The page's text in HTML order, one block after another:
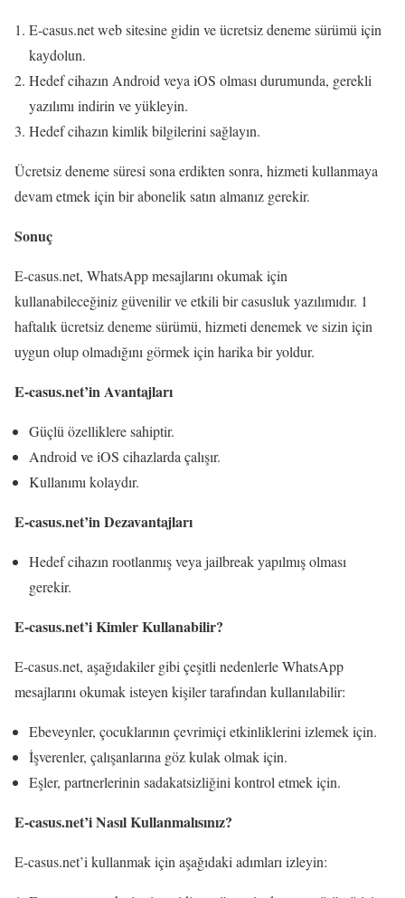
E-casus.net web sitesine gidin ve ücretsiz deneme sürümü için
kaydolun.
Hedef cihazın Android veya iOS olması durumunda, gerekli
yazılımı indirin ve yükleyin.
Hedef cihazın kimlik bilgilerini sağlayın.
Ücretsiz deneme süresi sona erdikten sonra, hizmeti kullanmaya
devam etmek için bir abonelik satın almanız gerekir.
Sonuç
E-casus.net, WhatsApp mesajlarını okumak için
kullanabileceğiniz güvenilir ve etkili bir casusluk yazılımıdır. 1
haftalık ücretsiz deneme sürümü, hizmeti denemek ve sizin için
uygun olup olmadığını görmek için harika bir yoldur.
E-casus.net’in Avantajları
Güçlü özelliklere sahiptir.
Android ve iOS cihazlarda çalışır.
Kullanımı kolaydır.
E-casus.net’in Dezavantajları
Hedef cihazın rootlanmış veya jailbreak yapılmış olması
gerekir.
E-casus.net’i Kimler Kullanabilir?
E-casus.net, aşağıdakiler gibi çeşitli nedenlerle WhatsApp
mesajlarını okumak isteyen kişiler tarafından kullanılabilir:
Ebeveynler, çocuklarının çevrimiçi etkinliklerini izlemek için.
İşverenler, çalışanlarına göz kulak olmak için.
Eşler, partnerlerinin sadakatsizliğini kontrol etmek için.
E-casus.net’i Nasıl Kullanmalısınız?
E-casus.net’i kullanmak için aşağıdaki adımları izleyin: